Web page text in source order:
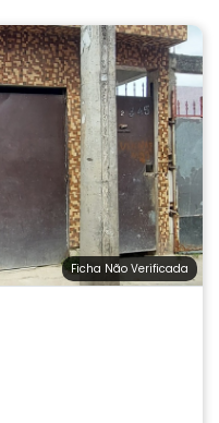
Ficha Não Verificada